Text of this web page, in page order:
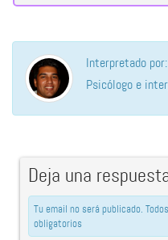
Interpretado
Psicólogo e
Deja una
Tu email no será publicado.
obligatorios